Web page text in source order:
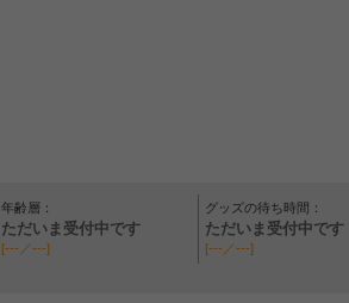
年齢層：
ただいま受付中です
[---／---]
グッズの待ち時間：
ただいま受付中です
[---／---]